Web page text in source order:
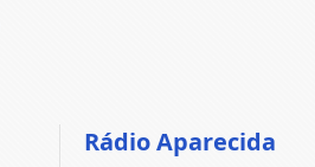
Rádio Aparecida